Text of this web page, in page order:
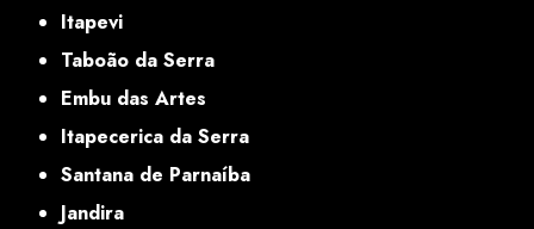
Itapevi
Taboão da Serra
Embu das Artes
Itapecerica da Serra
Santana de Parnaíba
Jandira